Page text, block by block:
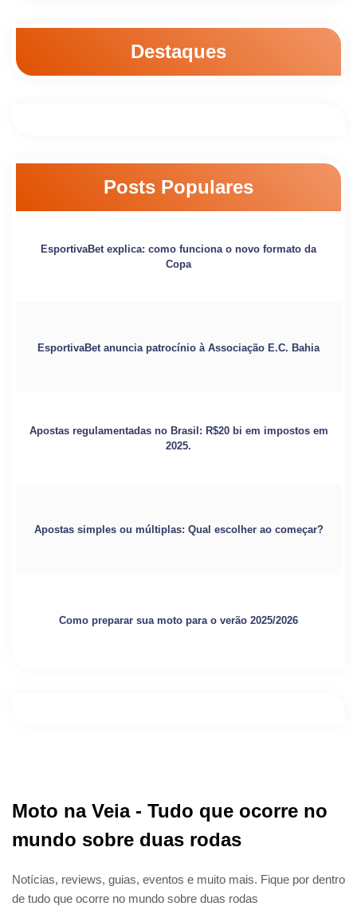
Destaques
Posts Populares
EsportivaBet explica: como funciona o novo formato da
Copa
EsportivaBet anuncia patrocínio à Associação E.C. Bahia
Apostas regulamentadas no Brasil: R$20 bi em impostos em
2025.
Apostas simples ou múltiplas: Qual escolher ao começar?
Como preparar sua moto para o verão 2025/2026
Moto na Veia - Tudo que ocorre no
mundo sobre duas rodas
Notícias, reviews, guias, eventos e muito mais. Fique por dentro
de tudo que ocorre no mundo sobre duas rodas